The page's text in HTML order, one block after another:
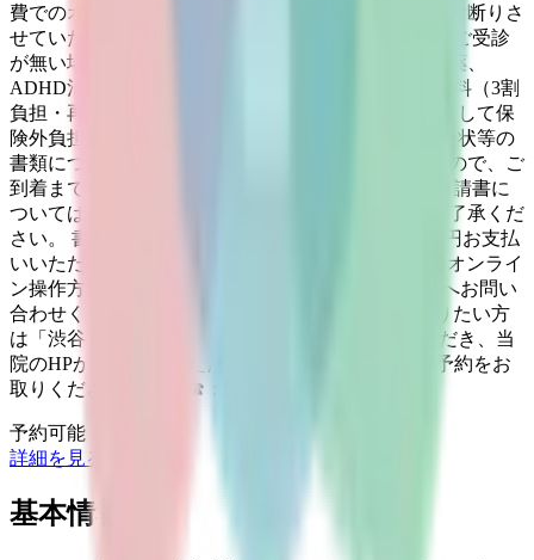
費でのオンライン診療、または、オンライン診療をお断りさ
せていただく場合がございます。 対面（通院）でのご受診
が無い場合、向精神薬（睡眠薬、抗不安薬、抗うつ薬、
ADHD治療薬など）の処方は一切できません。 診察料（3割
負担・再診の方でおよそ500円前後）の他に通信料として保
険外負担金3,000円が別途かかります。 診断書、紹介状等の
書類につきましては、普通郵便での郵送となりますので、ご
到着まで数日お時間がかかります。 ※傷病手当金申請書に
ついてはオンライン診療では対応できかねます。ご了承くだ
さい。 書類の郵送代は保険外負担金として別途210円お支払
いいただきます。 ※melmo（メルモ）アプリによるオンライ
ン操作方法についてはご相談窓口（0120-13-1540）へお問い
合わせください。 ※対面でのご予約をお取りになりたい方
は「渋谷365メンタルクリニック」と検索していただき、当
院のHPからご予約いただくか、直接お電話にてご予約をお
取りくださいませ。 ☎：03-6452-6700
予約可能：
詳細を見る
基本情報